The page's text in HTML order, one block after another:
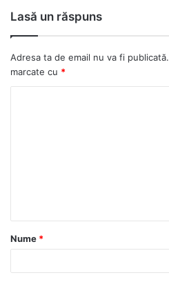
Lasă un răspuns
Adresa ta de email nu va fi publicată.
marcate cu *
a
r
Nume *